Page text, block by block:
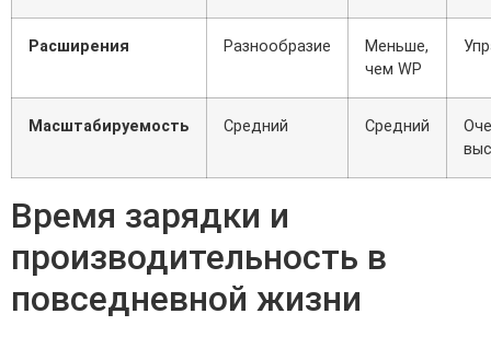
Расширения Разнообразие
Меньше,
чем WP
Масштабируемость Средний Средний
Время зарядки и
производительность в
повседневной жизни